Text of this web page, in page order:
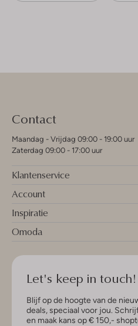
Contact
Maandag - Vrijdag 09:00 - 19:00 uur
Zaterdag 09:00 - 17:00 uur
Klantenservice
Account
Inspiratie
Omoda
Let's keep in touch!
Blijf op de hoogte van de
deals, speciaal voor jou.
en maak kans op € 150,-